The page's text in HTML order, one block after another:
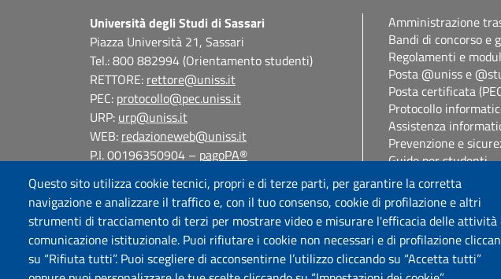
Questo sito utilizza cookie tecnici, propri e di terze parti, per garantire la corretta
navigazione e analizzare il traffico e, con il tuo consenso, cookie di profilazione e altri
strumenti di tracciamento di terzi per mostrare video e misurare l'efficacia delle attività
comunicazione istituzionale. Puoi rifiutare i cookie non necessari e di profilazione
su “Rifiuta tutti”. Puoi scegliere di acconsentirne l’utilizzo cliccando su “Accetta tutti”
Università degli Studi di Sassari
Piazza Università 21, Sassari
Tel.: 800 882994 (Orientamento studenti)
RETTORE: rettore@uniss.it
PEC: protocollo@pec.uniss.it
URP: urp@uniss.it
WEB: redazioneweb@uniss.it
P.I. 00196350904 – pagoPA®
Amministrazione
Bandi di concorso e
Regolamenti e
Posta @uniss e
Posta certificata
Protocollo
Assistenza
Prevenzione e
Guide per studenti
Segreterie studenti
Studenti con
Vetrina alloggi
Seguici su